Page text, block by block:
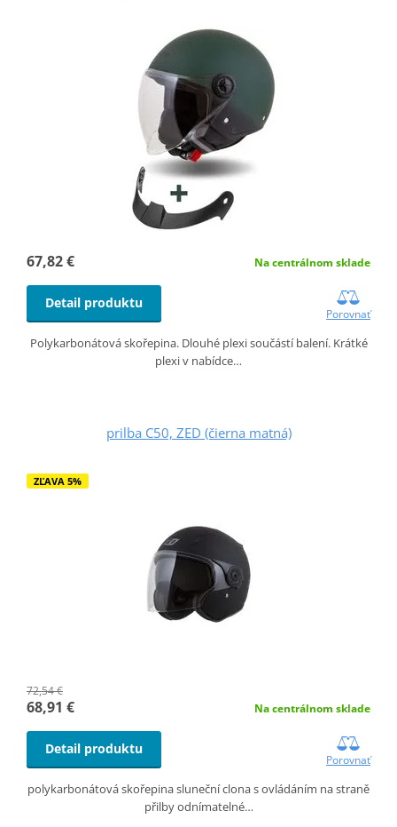
67,82 € Na centrálnom sklade
Detail produktu
Porovnať
Polykarbonátová skořepina. Dlouhé plexi součástí balení. Krátké
plexi v nabídce…
prilba C50, ZED (čierna matná)
ZĽAVA 5%
72,54 €
68,91 € Na centrálnom sklade
Detail produktu
Porovnať
polykarbonátová skořepina sluneční clona s ovládáním na straně
přilby odnímatelné…